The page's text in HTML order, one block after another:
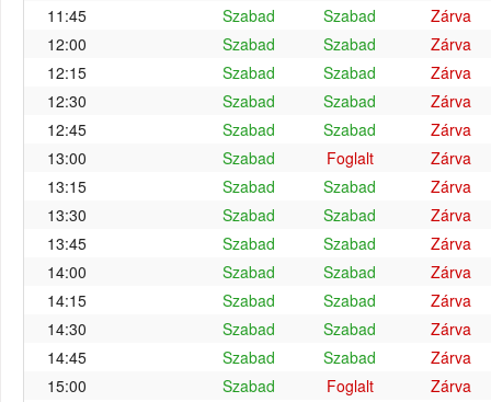
11:45
Szabad Szabad
Zárva
12:00
Szabad Szabad
Zárva
12:15
Szabad Szabad
Zárva
12:30
Szabad Szabad
Zárva
12:45
Szabad Szabad
Zárva
13:00
Szabad Foglalt
Zárva
13:15
Szabad Szabad
Zárva
13:30
Szabad Szabad
Zárva
13:45
Szabad Szabad
Zárva
14:00
Szabad Szabad
Zárva
14:15
Szabad Szabad
Zárva
14:30
Szabad Szabad
Zárva
14:45
Szabad Szabad
Zárva
15:00
Szabad Foglalt
Zárva